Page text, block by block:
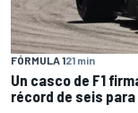
FÓRMULA 121 min
Un casco de F1
récord de seis